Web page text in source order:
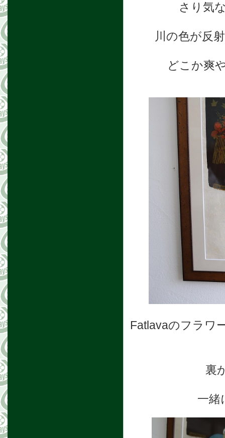
さり気
川の色が反
どこか爽
Fatlavaのフラワ
裏
一緒